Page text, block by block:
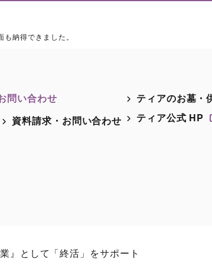
納得できました。
問い合わせ
資料請求・お問い合わせ
ティアのお墓・
ティア公式 HP
』として「終活」をサポート